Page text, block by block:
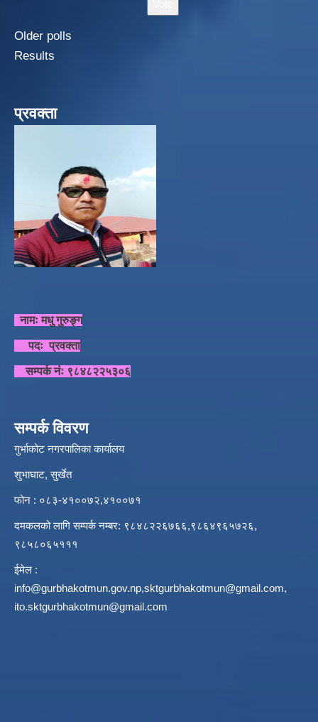
Older polls
Results
प्रवक्ता
नामः मधु गुरुङ्ग
पदः प्रवक्ता
सम्पर्क नंः ९८४८२२५३०६
सम्पर्क विवरण
गुर्भाकोट नगरपालिका कार्यालय
शुभाघाट, सुर्खेत
फोन : ०८३-४१००७२,४१००७१
दमकलको लागि सम्पर्क नम्बर: ९८४८२२६७६६,९८६४९६५७२६,
९८५८०६५१११
ईमेल :
info@gurbhakotmun.gov.np,sktgurbhakotmun@gmail.com,
ito.sktgurbhakotmun@gmail.com